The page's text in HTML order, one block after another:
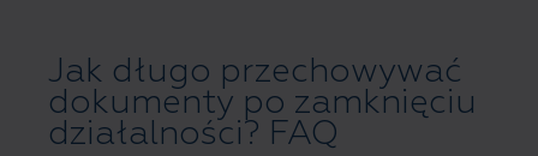
Jak długo przechowywać
dokumenty po zamknięciu
działalności? FAQ